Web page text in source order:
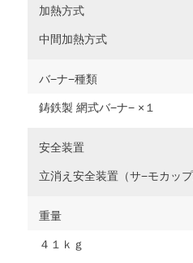
加熱方式
中間加熱方式
バ−ナ−種類
鋳鉄製 網式バ−ナ− ×１
安全装置
立消え安全装置（サ−モカッ
重量
４１ｋｇ